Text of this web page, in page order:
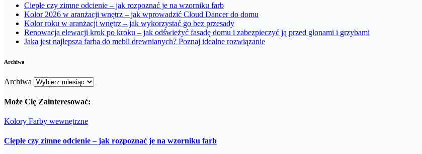
Ciepłe czy zimne odcienie – jak rozpoznać je na wzorniku farb
Kolor 2026 w aranżacji wnętrz – jak wprowadzić Cloud Dancer do domu
Kolor roku w aranżacji wnętrz – jak wykorzystać go bez przesady
Renowacja elewacji krok po kroku – jak odświeżyć fasadę domu i zabezpieczyć ją przed glonami i grzybami
Jaka jest najlepsza farba do mebli drewnianych? Poznaj idealne rozwiązanie
Archiwa
Archiwa
Może Cię Zainteresować:
Kolory Farby wewnętrzne
Ciepłe czy zimne odcienie – jak rozpoznać je na wzorniku farb